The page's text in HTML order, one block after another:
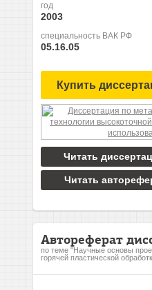
год
2003
специальность ВАК РФ
05.16.05
Купить
Читать
Читать
Автореферат
по теме "Научные основы
горячей пластической